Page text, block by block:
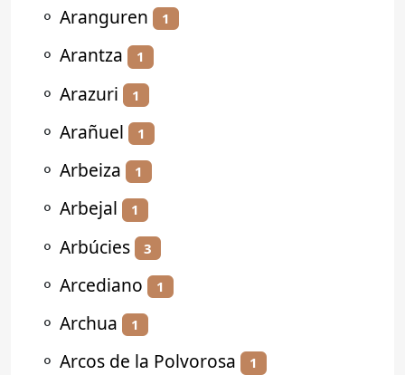
⚬ Aranguren 1
⚬ Arantza 1
⚬ Arazuri 1
⚬ Arañuel 1
⚬ Arbeiza 1
⚬ Arbejal 1
⚬ Arbúcies 3
⚬ Arcediano 1
⚬ Archua 1
⚬ Arcos de la Polvorosa 1